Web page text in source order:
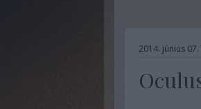
2014. június 07.